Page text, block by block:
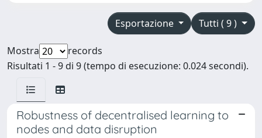
Tutti ( 9 )
Esportazione
Mostra
records
Risultati 1 - 9 di 9 (tempo di esecuzione: 0.024 secondi).
Robustness of decentralised learning to
nodes and data disruption